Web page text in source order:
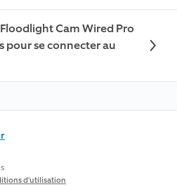
Cam Wired Pro
pour se connecter au
d'utilisation